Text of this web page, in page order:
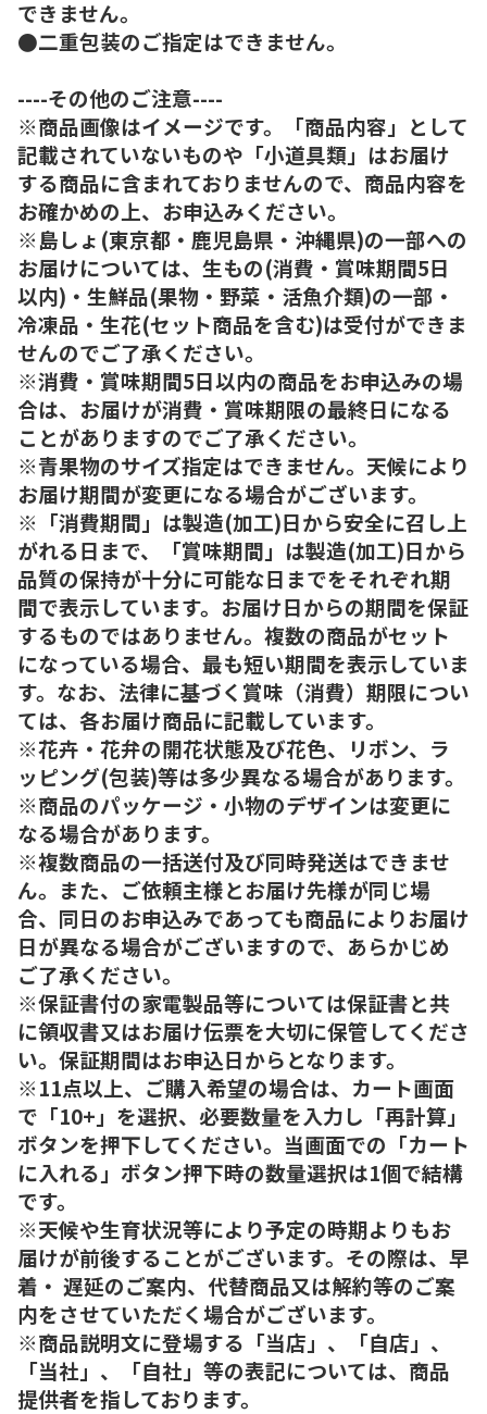
できません。
●二重包装のご指定はできません。
----その他のご注意----
※商品画像はイメージです。「商品内容」として
記載されていないものや「小道具類」はお届け
する商品に含まれておりませんので、商品内容を
お確かめの上、お申込みください。
※島しょ(東京都・鹿児島県・沖縄県)の一部への
お届けについては、生もの(消費・賞味期間5日
以内)・生鮮品(果物・野菜・活魚介類)の一部・
冷凍品・生花(セット商品を含む)は受付ができま
せんのでご了承ください。
※消費・賞味期間5日以内の商品をお申込みの場
合は、お届けが消費・賞味期限の最終日になる
ことがありますのでご了承ください。
※青果物のサイズ指定はできません。天候により
お届け期間が変更になる場合がございます。
※「消費期間」は製造(加工)日から安全に召し上
がれる日まで、「賞味期間」は製造(加工)日から
品質の保持が十分に可能な日までをそれぞれ期
間で表示しています。お届け日からの期間を保証
するものではありません。複数の商品がセット
になっている場合、最も短い期間を表示していま
す。なお、法律に基づく賞味（消費）期限につい
ては、各お届け商品に記載しています。
※花卉・花弁の開花状態及び花色、リボン、ラ
ッピング(包装)等は多少異なる場合があります。
※商品のパッケージ・小物のデザインは変更に
なる場合があります。
※複数商品の一括送付及び同時発送はできませ
ん。また、ご依頼主様とお届け先様が同じ場
合、同日のお申込みであっても商品によりお届け
日が異なる場合がございますので、あらかじめ
ご了承ください。
※保証書付の家電製品等については保証書と共
に領収書又はお届け伝票を大切に保管してくださ
い。保証期間はお申込日からとなります。
※11点以上、ご購入希望の場合は、カート画面
で「10+」を選択、必要数量を入力し「再計算」
ボタンを押下してください。当画面での「カート
に入れる」ボタン押下時の数量選択は1個で結構
です。
※天候や生育状況等により予定の時期よりもお
届けが前後することがございます。その際は、早
着・ 遅延のご案内、代替商品又は解約等のご案
内をさせていただく場合がございます。
※商品説明文に登場する「当店」、「自店」、
「当社」、「自社」等の表記については、商品
提供者を指しております。